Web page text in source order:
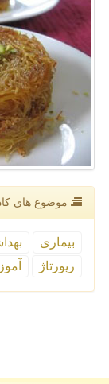
موضوع های
بیماری
رپورتاژ